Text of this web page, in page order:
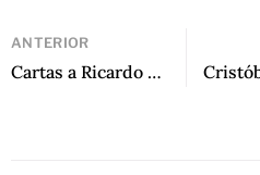
ANTERIOR
Cartas a Ricardo de Rosario Castellanos